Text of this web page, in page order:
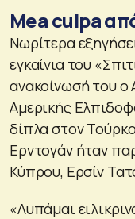
Mea culpa
Νωρίτερα
εγκαίνια του
ανακοίνωσή του ο
Αμερικής
δίπλα στον
Ερντογάν ήταν
Κύπρου, Ερσίν
«Λυπάμαι